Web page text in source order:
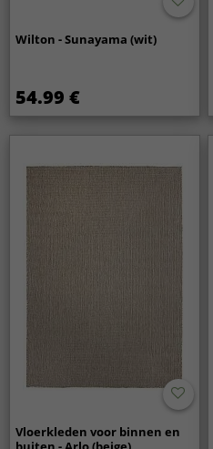
Wilton - Sunayama (wit)
54.99 €
Vloerkleden voor binnen en